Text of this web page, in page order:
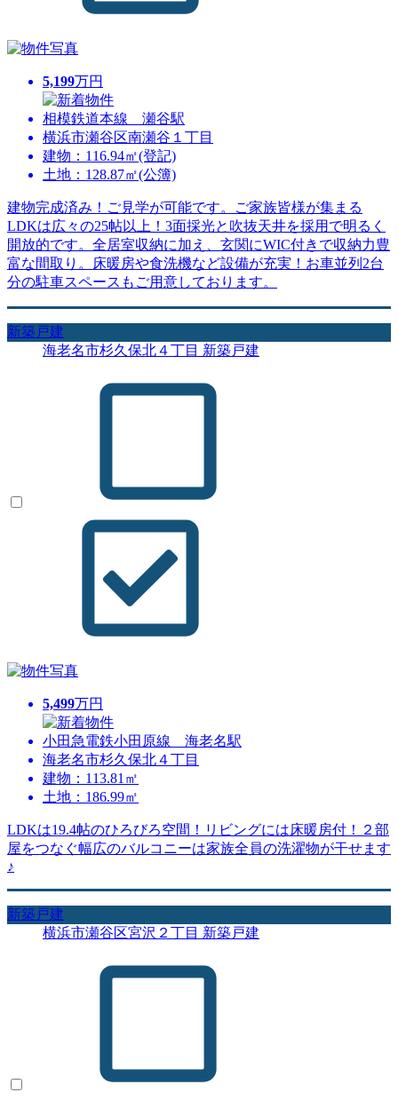
5,199万円
相模鉄道本線 瀬谷駅
横浜市瀬谷区南瀬谷１丁目
建物：116.94㎡(登記)
土地：128.87㎡(公簿)
建物完成済み！ご見学が可能です。ご家族皆様が集まる
LDKは広々の25帖以上！3面採光と吹抜天井を採用で明るく
開放的です。全居室収納に加え、玄関にWIC付きで収納力豊
富な間取り。床暖房や食洗機など設備が充実！お車並列2台
分の駐車スペースもご用意しております。
新築戸建
海老名市杉久保北４丁目 新築戸建
5,499万円
小田急電鉄小田原線 海老名駅
海老名市杉久保北４丁目
建物：113.81㎡
土地：186.99㎡
LDKは19.4帖のひろびろ空間！リビングには床暖房付！２部
屋をつなぐ幅広のバルコニーは家族全員の洗濯物が干せます
♪
新築戸建
横浜市瀬谷区宮沢２丁目 新築戸建